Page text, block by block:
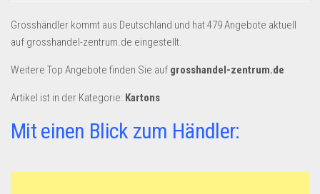
Kostenlos Registrieren
Newsletter
Grosshändler kommt aus Deutschland und hat 479 Angebote aktuell
auf grosshandel-zentrum.de eingestellt.
Weitere Top Angebote finden Sie auf grosshandel-zentrum.de
Artikel ist in der Kategorie: Kartons
Mit einen Blick zum Händler: